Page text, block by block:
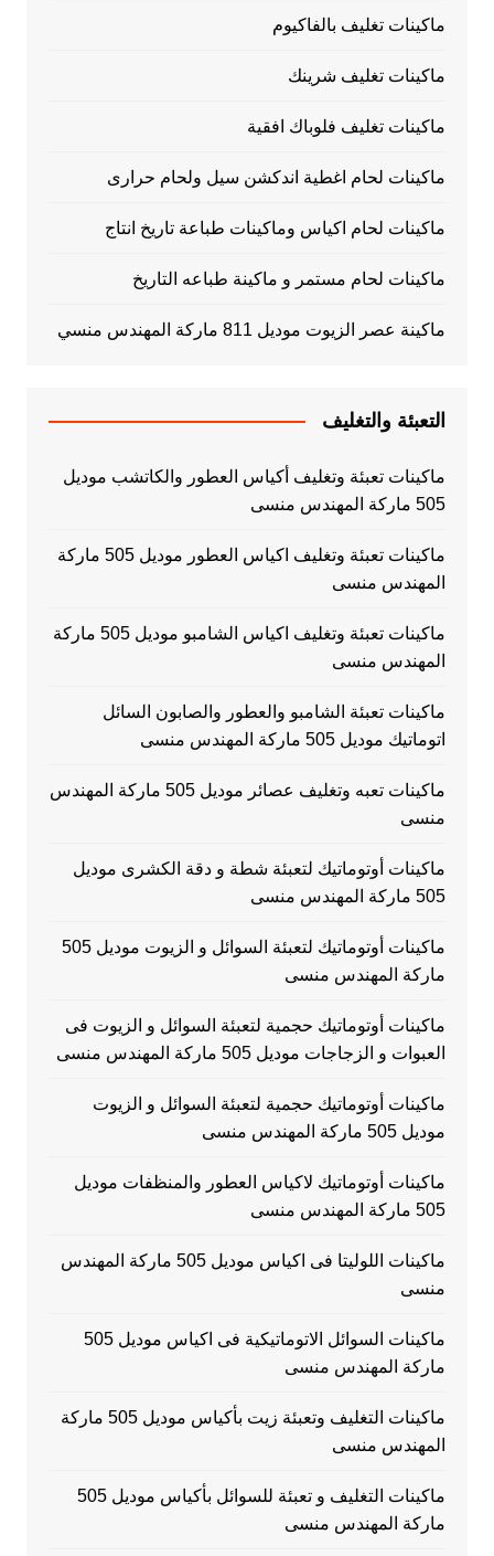
ماكينات تغليف بالفاكيوم
ماكينات تغليف شرينك
ماكينات تغليف فلوباك افقية
ماكينات لحام اغطية اندكشن سيل ولحام حرارى
ماكينات لحام اكياس وماكينات طباعة تاريخ انتاج
ماكينات لحام مستمر و ماكينة طباعه التاريخ
ماكينة عصر الزيوت موديل 811 ماركة المهندس منسي
التعبئة والتغليف
ماكينات تعبئة وتغليف أكياس العطور والكاتشب موديل
505 ماركة المهندس منسى
ماكينات تعبئة وتغليف اكياس العطور موديل 505 ماركة
المهندس منسى
ماكينات تعبئة وتغليف اكياس الشامبو موديل 505 ماركة
المهندس منسى
ماكينات تعبئة الشامبو والعطور والصابون السائل
اتوماتيك موديل 505 ماركة المهندس منسى
ماكينات تعبه وتغليف عصائر موديل 505 ماركة المهندس
منسى
ماكينات أوتوماتيك لتعبئة شطة و دقة الكشرى موديل
505 ماركة المهندس منسى
ماكينات أوتوماتيك لتعبئة السوائل و الزيوت موديل 505
ماركة المهندس منسى
ماكينات أوتوماتيك حجمية لتعبئة السوائل و الزيوت فى
العبوات و الزجاجات موديل 505 ماركة المهندس منسى
ماكينات أوتوماتيك حجمية لتعبئة السوائل و الزيوت
موديل 505 ماركة المهندس منسى
ماكينات أوتوماتيك لاكياس العطور والمنظفات موديل
505 ماركة المهندس منسى
ماكينات اللوليتا فى اكياس موديل 505 ماركة المهندس
منسى
ماكينات السوائل الاتوماتيكية فى اكياس موديل 505
ماركة المهندس منسى
ماكينات التغليف وتعبئة زيت بأكياس موديل 505 ماركة
المهندس منسى
ماكينات التغليف و تعبئة للسوائل بأكياس موديل 505
ماركة المهندس منسى